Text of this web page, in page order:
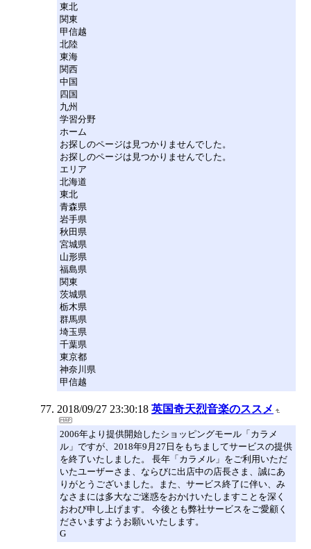
東北
関東
甲信越
北陸
東海
関西
中国
四国
九州
学習分野
ホーム
お探しのページは見つかりませんでした。
お探しのページは見つかりませんでした。
エリア
北海道
東北
青森県
岩手県
秋田県
宮城県
山形県
福島県
関東
茨城県
栃木県
群馬県
埼玉県
千葉県
東京都
神奈川県
甲信越
2018/09/27 23:30:18 英国奇天烈音楽のススメ
2006年より提供開始したショッピングモール「カラメ
ル」ですが、2018年9月27日をもちましてサービスの提供
を終了いたしました。 長年「カラメル」をご利用いただ
いたユーザーさま、ならびに出店中の店長さま、誠にあ
りがとうございました。また、サービス終了に伴い、み
なさまには多大なご迷惑をおかけいたしますことを深く
おわび申し上げます。 今後とも弊社サービスをご愛顧く
ださいますようお願いいたします。
G